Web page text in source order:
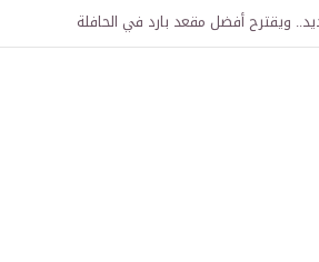
في دمشق.. منح دراسية واعتراف بالشهادات